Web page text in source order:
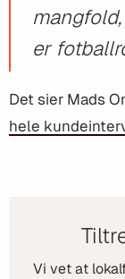
er
Det sier Mads
hele
Vi vet at